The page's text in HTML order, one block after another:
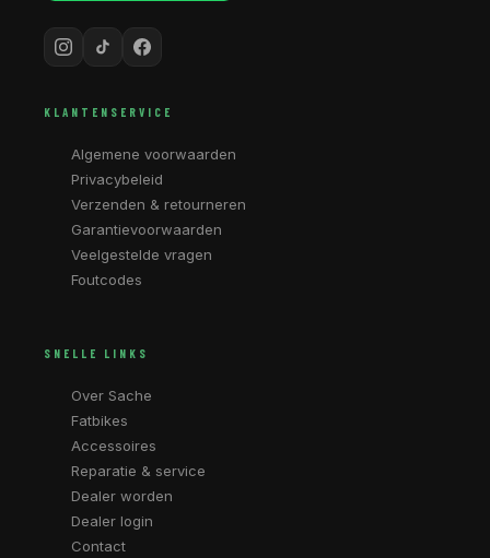
KLANTENSERVICE
Algemene voorwaarden
Privacybeleid
Verzenden & retourneren
Garantievoorwaarden
Veelgestelde vragen
Foutcodes
SNELLE LINKS
Over Sache
Fatbikes
Accessoires
Reparatie & service
Dealer worden
Dealer login
Contact